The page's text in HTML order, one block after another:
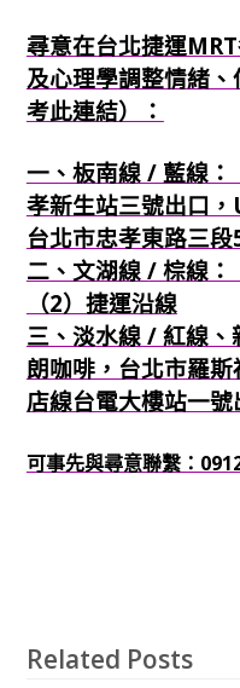
尋意在台北捷運
及心理學調整情緒
考此連結）：
一、板南線 / 藍線
孝新生站三號出口
台北市忠孝東路三
二、文湖線 / 棕線：
（2）捷運沿線
三、淡水線 / 紅線
朗咖啡，台北市羅
店線台電大樓站一號
可事先與尋意聯繫：
Related Posts